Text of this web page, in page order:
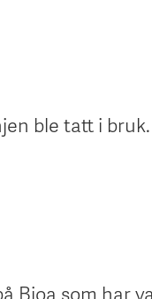
ble tatt i bruk.
Bjoa som har